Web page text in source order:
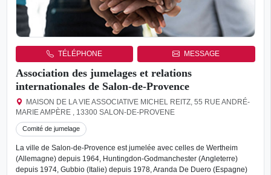
TÉLÉPHONE MESSAGE
Association des jumelages et relations
internationales de Salon-de-Provence
MAISON DE LA VIE ASSOCIATIVE MICHEL REITZ, 55 RUE ANDRÉ-
MARIE AMPÈRE , 13300 SALON-DE-PROVENE
Comité de jumelage
La ville de Salon-de-Provence est jumelée avec celles de Wertheim
(Allemagne) depuis 1964, Huntingdon-Godmanchester (Angleterre)
depuis 1974, Gubbio (Italie) depuis 1978, Aranda De Duero (Espagne)